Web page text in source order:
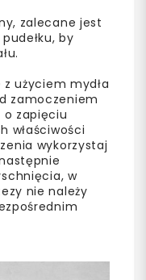
zalecane jest
by
użyciem mydła
zamoczeniem
zapięciu
właściwości
wykorzystaj
w
nie należy